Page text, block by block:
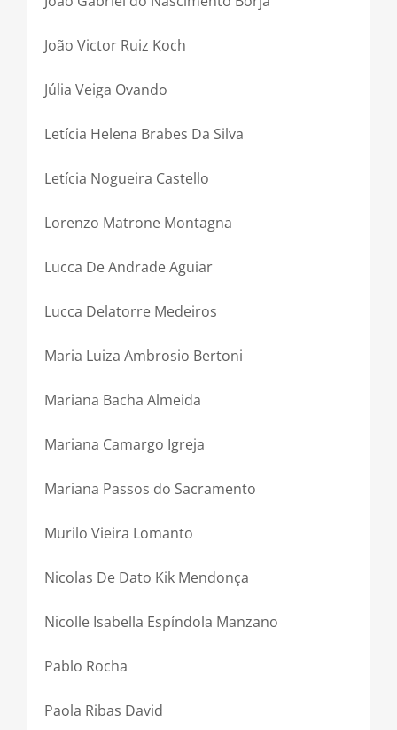
João Victor Ruiz Koch
Júlia Veiga Ovando
Letícia Helena Brabes Da Silva
Letícia Nogueira Castello
Lorenzo Matrone Montagna
Lucca De Andrade Aguiar
Lucca Delatorre Medeiros
Maria Luiza Ambrosio Bertoni
Mariana Bacha Almeida
Mariana Camargo Igreja
Mariana Passos do Sacramento
Murilo Vieira Lomanto
Nicolas De Dato Kik Mendonça
Nicolle Isabella Espíndola Manzano
Pablo Rocha
Paola Ribas David